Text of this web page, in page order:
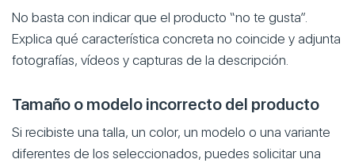
No basta con indicar que el producto “no te gusta”.
Explica qué característica concreta no coincide y adjunta
fotografías, vídeos y capturas de la descripción.
Tamaño o modelo incorrecto del producto
Si recibiste una talla, un color, un modelo o una variante
diferentes de los seleccionados, puedes solicitar una